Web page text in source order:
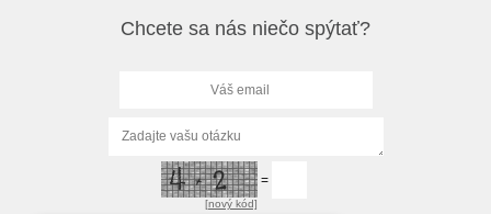
Chcete sa nás niečo spýtať?
[nový kód]
=